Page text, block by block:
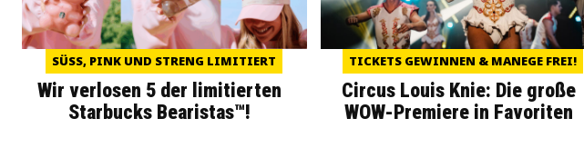
SÜSS, PINK UND STRENG LIMITIERT
Wir verlosen 5 der limitierten
Starbucks Bearistas™!
TICKETS GEWINNEN & MANEGE FREI!
Circus Louis Knie: Die große
WOW-Premiere in Favoriten